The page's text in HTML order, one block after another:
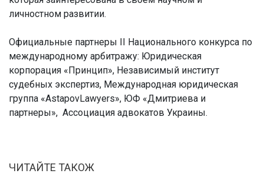
личностном развитии.
Официальные партнеры ІІ Национального конкурса по
международному арбитражу: Юридическая
корпорация «Принцип», Независимый институт
судебных экспертиз, Международная юридическая
группа «AstapovLawyers», ЮФ «Дмитриева и
партнеры», Ассоциация адвокатов Украины.
ЧИТАЙТЕ ТАКОЖ